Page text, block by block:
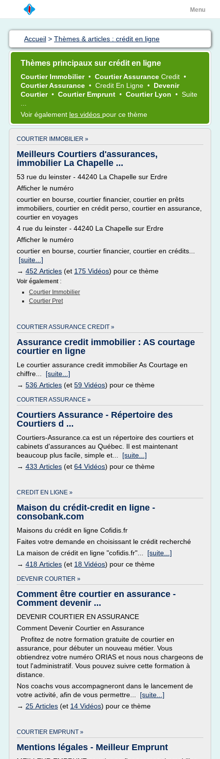
Menu
Accueil > Thèmes & articles : crédit en ligne
Thèmes principaux sur crédit en ligne
Courtier Immobilier • Courtier Assurance Credit •
Courtier Assurance • Credit En Ligne • Devenir
Courtier • Courtier Emprunt • Courtier Lyon • Suite
Voir également les vidéos pour ce thème
COURTIER IMMOBILIER »
Meilleurs Courtiers d'assurances,
immobilier La Chapelle ...
53 rue du leinster - 44240 La Chapelle sur Erdre
Afficher le numéro
courtier en bourse, courtier financier, courtier en prêts
immobiliers, courtier en crédit perso, courtier en assurance,
courtier en voyages
4 rue du leinster - 44240 La Chapelle sur Erdre
Afficher le numéro
courtier en bourse, courtier financier, courtier en crédits...
[suite...]
→ 452 Articles (et 175 Vidéos) pour ce thème
Voir également :
Courtier Immobilier
Courtier Pret
COURTIER ASSURANCE CREDIT »
Assurance credit immobilier : AS courtage
courtier en ligne
Le courtier assurance credit immobilier As Courtage en
chiffre... [suite...]
→ 536 Articles (et 59 Vidéos) pour ce thème
COURTIER ASSURANCE »
Courtiers Assurance - Répertoire des
Courtiers d ...
Courtiers-Assurance.ca est un répertoire des courtiers et
cabinets d'assurances au Québec. Il est maintenant
beaucoup plus facile, simple et... [suite...]
→ 433 Articles (et 64 Vidéos) pour ce thème
CREDIT EN LIGNE »
Maison du crédit-credit en ligne -
consobank.com
Maisons du crédit en ligne Cofidis.fr
Faites votre demande en choisissant le crédit recherché
La maison de crédit en ligne "cofidis.fr"... [suite...]
→ 418 Articles (et 18 Vidéos) pour ce thème
DEVENIR COURTIER »
Comment être courtier en assurance -
Comment devenir ...
DEVENIR COURTIER EN ASSURANCE
Comment Devenir Courtier en Assurance
Profitez de notre formation gratuite de courtier en
assurance, pour débuter un nouveau métier. Vous
obtiendrez votre numéro ORIAS et nous nous chargeons de
tout l'administratif. Vous pouvez suivre cette formation à
distance.
Nos coachs vous accompagneront dans le lancement de
votre activité, afin de vous permettre... [suite...]
→ 25 Articles (et 14 Vidéos) pour ce thème
COURTIER EMPRUNT »
Mentions légales - Meilleur Emprunt